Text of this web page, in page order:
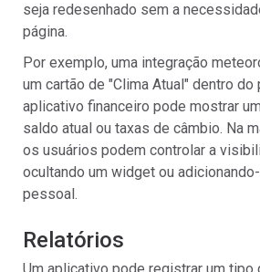
seja redesenhado sem a
página.
Por exemplo, uma integração
um cartão de "Clima Atual" dentro do
aplicativo financeiro pode mostrar
saldo atual ou taxas de câmbio. Na
os usuários podem controlar a
ocultando um widget ou
pessoal.
Relatórios